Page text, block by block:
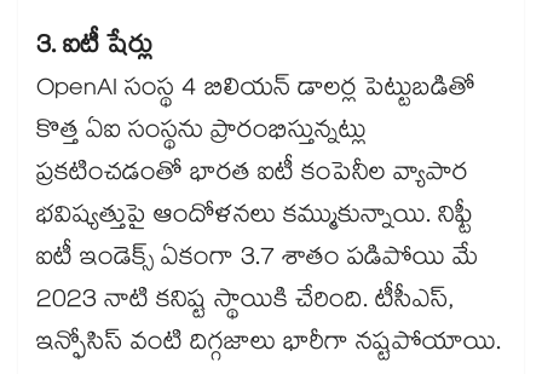
3. ఐటీ షేర్లు
OpenAI సంస్థ 4 బిలియన్ డాలర్ల పెట్టుబడితో
కొత్త ఏఐ సంస్థను ప్రారంభిస్తున్నట్లు
ప్రకటించడంతో భారత ఐటీ కంపెనీల వ్యాపార
భవిష్యత్తుపై ఆందోళనలు కమ్ముకున్నాయి. నిఫ్టీ
ఐటీ ఇండెక్స్ ఏకంగా 3.7 శాతం పడిపోయి మే
2023 నాటి కనిష్ట స్థాయికి చేరింది. టీసీఎస్,
ఇన్ఫోసిస్ వంటి దిగ్గజాలు భారీగా నష్టపోయాయి.